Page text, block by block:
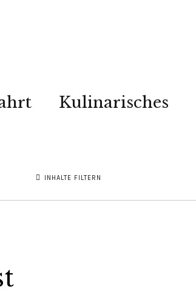
Kulinarisches
INHALTE FILTERN